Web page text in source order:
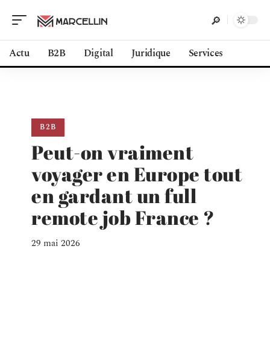
Actu B2B Digital Juridique Services
B2B
Peut-on vraiment
voyager en Europe tout
en gardant un full
remote job France ?
29 mai 2026